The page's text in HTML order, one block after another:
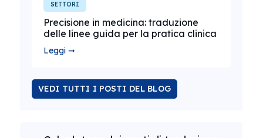
SETTORI
Precisione in medicina: traduzione
delle linee guida per la pratica clinica
Leggi ➞
VEDI TUTTI I POSTI DEL BLOG